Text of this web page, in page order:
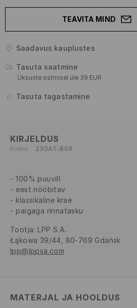
TEAVITA MIND
Saadavus kauplustes
Tasuta saatmine
Üksuste ostmisel üle 39 EUR
Tasuta tagastamine
KIRJELDUS
Index 230AT-80X
100% puuvill
eest nööbitav
klassikaline krae
paigaga rinnatasku
Tootja: LPP S.A.
Łąkowa 39/44, 80-769 Gdańsk
lpp@lppsa.com
MATERJAL JA HOOLDUS